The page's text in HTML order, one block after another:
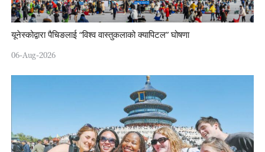
यूनेस्कोद्वारा पैचिङलाई “विश्व वास्तुकलाको क्यापिटल” घोषणा
06-Aug-2026